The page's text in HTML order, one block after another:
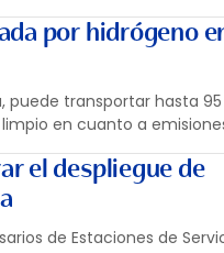
por hidrógeno
puede transportar hasta
en cuanto a
el despliegue de
de Estaciones de